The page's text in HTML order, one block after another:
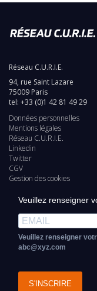
Réseau C.U.R.I.E.
94, rue Saint Lazare
75009 Paris
tel: +33 (0)1 42 81 49 29
Pied
de
page
Données personnelles
Mentions légales
Réseau C.U.R.I.E.
Linkedin
Twitter
CGV
Gestion des cookies
Veuillez renseigner
Veuillez renseigner
abc@xyz.com
S'INSCRIRE